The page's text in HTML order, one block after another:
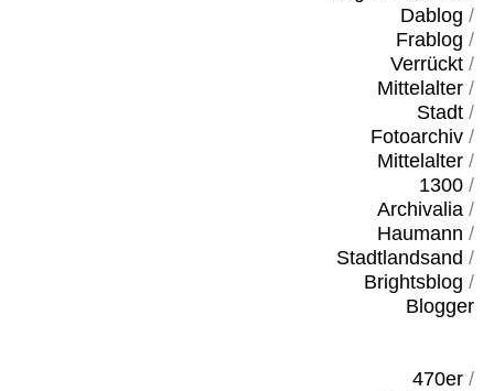
Dablog /
Frablog /
Verrückt/
Mittelalter/
Stadt/
Fotoarchiv/
Mittelalter/
1300/
Archivalia/
Haumann /
Stadtlandsand /
Brightsblog /
Blogger
470er/